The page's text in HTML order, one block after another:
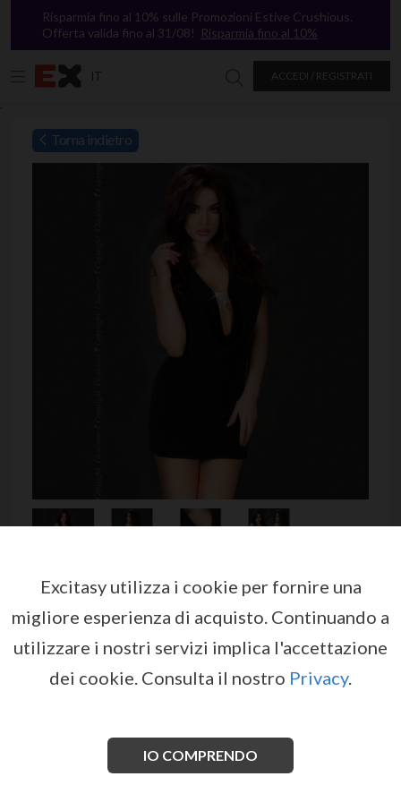
`
Risparmia fino al 10% sulle Promozioni Estive Crushious.
Offerta valida fino al 31/08! Risparmia fino al 10%
IT ACCEDI / REGISTRATI
Torna indietro
DRESS CR-3636 BLACK
EX04477
Look ancora più sexy in questo abito nero mozzafiato!
decorata da un fantastico ciondolo con scintillii.
Excitasy utilizza i cookie per fornire una
migliore esperienza di acquisto. Continuando a
utilizzare i nostri servizi implica l'accettazione
dei cookie. Consulta il nostro Privacy.
IO COMPRENDO